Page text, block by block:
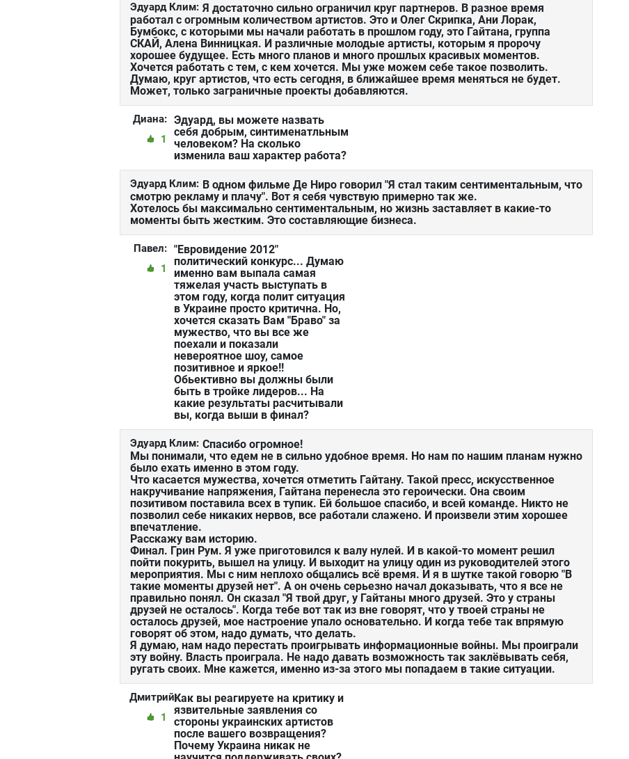
Эдуард Клим: Я достаточно сильно ограничил круг партнеров. В разное время
работал с огромным количеством артистов. Это и Олег Скрипка, Ани Лорак,
Бумбокс, с которыми мы начали работать в прошлом году, это Гайтана, группа
СКАЙ, Алена Винницкая. И различные молодые артисты, которым я пророчу
хорошее будущее. Есть много планов и много прошлых красивых моментов.
Хочется работать с тем, с кем хочется. Мы уже можем себе такое позволить.
Думаю, круг артистов, что есть сегодня, в ближайшее время меняться не будет.
Может, только заграничные проекты добавляются.
Диана:
1
Эдуард, вы можете назвать
себя добрым, синтименатльным
человеком? На сколько
изменила ваш характер работа?
Эдуард Клим: В одном фильме Де Ниро говорил "Я стал таким сентиментальным, что
смотрю рекламу и плачу". Вот я себя чувствую примерно так же.
Хотелось бы максимально сентиментальным, но жизнь заставляет в какие-то
моменты быть жестким. Это составляющие бизнеса.
Павел:
1
"Евровидение 2012"
политический конкурс... Думаю
именно вам выпала самая
тяжелая участь выступать в
этом году, когда полит ситуация
в Украине просто критична. Но,
хочется сказать Вам "Браво" за
мужество, что вы все же
поехали и показали
невероятное шоу, самое
позитивное и яркое!!
Обьективно вы должны были
быть в тройке лидеров... На
какие результаты расчитывали
вы, когда выши в финал?
Эдуард Клим: Спасибо огромное!
Мы понимали, что едем не в сильно удобное время. Но нам по нашим планам нужно
было ехать именно в этом году.
Что касается мужества, хочется отметить Гайтану. Такой пресс, искусственное
накручивание напряжения, Гайтана перенесла это героически. Она своим
позитивом поставила всех в тупик. Ей большое спасибо, и всей команде. Никто не
позволил себе никаких нервов, все работали слажено. И произвели этим хорошее
впечатление.
Расскажу вам историю.
Финал. Грин Рум. Я уже приготовился к валу нулей. И в какой-то момент решил
пойти покурить, вышел на улицу. И выходит на улицу один из руководителей этого
мероприятия. Мы с ним неплохо общались всё время. И я в шутке такой говорю "В
такие моменты друзей нет". А он очень серьезно начал доказывать, что я все не
правильно понял. Он сказал "Я твой друг, у Гайтаны много друзей. Это у страны
друзей не осталось". Когда тебе вот так из вне говорят, что у твоей страны не
осталось друзей, мое настроение упало основательно. И когда тебе так впрямую
говорят об этом, надо думать, что делать.
Я думаю, нам надо перестать проигрывать информационные войны. Мы проиграли
эту войну. Власть проиграла. Не надо давать возможность так заклёвывать себя,
ругать своих. Мне кажется, именно из-за этого мы попадаем в такие ситуации.
Дмитрий:
1
Как вы реагируете на критику и
язвительные заявления со
стороны украинских артистов
после вашего возвращения?
Почему Украина никак не